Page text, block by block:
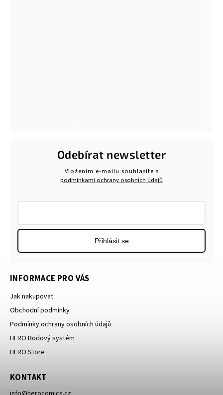
INFORMACE PRO VÁS
Jak nakupovat
Obchodní podmínky
Podmínky ochrany osobních údajů
HERO Bodový systém
HERO Store
KONTAKT
Odebírat newsletter
Vložením e-mailu souhlasíte s
podmínkami ochrany osobních údajů
Přihlásit se